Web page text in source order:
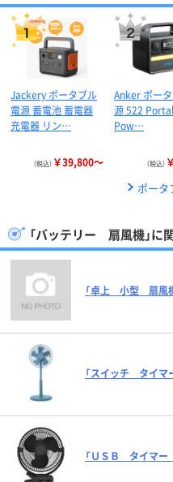
Jackery ポータブル
電源 蓄電池 蓄電器
充電器 リン…
（税込） ￥39,800～
Anker ポー
源 522
Pow…
（税込）
ポータ
「バッテリー 扇風機」に
「卓上 小型 扇風
「スイッチ タイマ
「ＵＳＢ タイマー